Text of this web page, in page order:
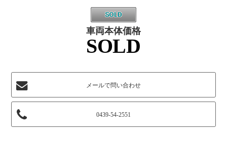
車両本体価格
SOLD
メールで問い合わせ
0439-54-2551